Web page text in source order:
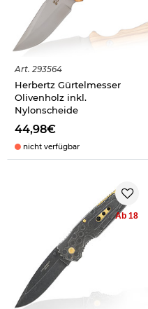
Art. 293564
Herbertz Gürtelmesser
Olivenholz inkl.
Nylonscheide
44,98€
nicht verfügbar
Ab 18